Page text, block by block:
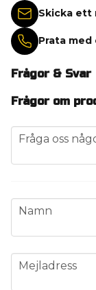
Skicka ett
Prata
Frågor & Svar
Frågor om
question
Fråga oss
name
Namn
email
Mejladress